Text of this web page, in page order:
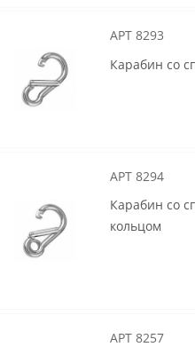
АРТ 8293
Карабин со
АРТ 8294
Карабин со
кольцом
АРТ 8257